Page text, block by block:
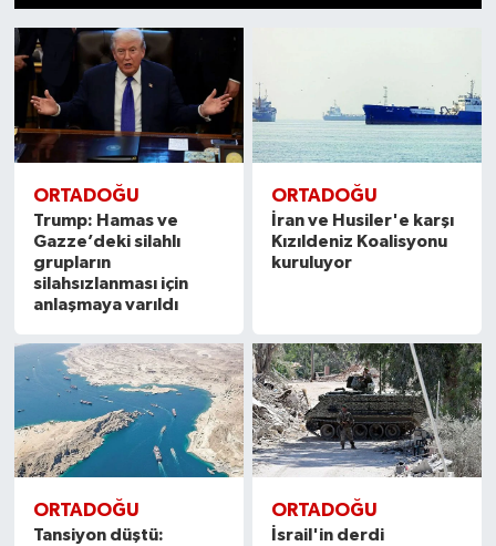
ORTADOĞU
Trump: Hamas ve
Gazze’deki silahlı
grupların
silahsızlanması için
anlaşmaya varıldı
ORTADOĞU
İran ve Husiler'e karşı
Kızıldeniz Koalisyonu
kuruluyor
ORTADOĞU
Tansiyon düştü:
ORTADOĞU
İsrail'in derdi